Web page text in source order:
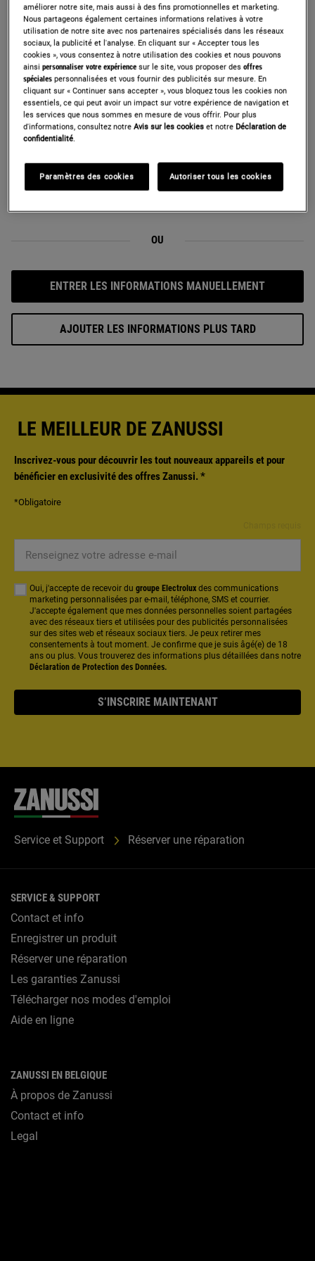
Trouvez
votre
appareil
prenant
une
de
la
et
téléchargez-
la.
Où puis-je trouver le numéro de modèle et code produit ?
OU
ENTRER LES INFORMATIONS MANUELLEMENT
AJOUTER LES INFORMATIONS PLUS TARD
LE MEILLEUR DE ZANUSSI
Inscrivez-vous pour découvrir les tout nouveaux appareils et pour
bénéficier en exclusivité des offres Zanussi.*
*Obligatoire
votre
adresse
e-
mail
Oui, j'accepte de recevoir du groupe Electrolux des communications
marketing personnalisées par e-mail, téléphone, SMS et courrier.
J'accepte également que mes données personnelles soient partagées
avec des réseaux tiers et utilisées pour des publicités personnalisées
sur des sites web et réseaux sociaux tiers. Je peux retirer mes
consentements à tout moment. Je confirme que je suis âgé(e) de 18
ans ou plus. Vous trouverez des informations plus détaillées dans notre
Déclaration de Protection des Données.
S’INSCRIRE MAINTENANT
Service et Support Réserver une réparation
SERVICE & SUPPORT
Contact et info
Enregistrer un produit
Réserver une réparation
Les garanties Zanussi
Télécharger nos modes d'emploi
Aide en ligne
ZANUSSI EN BELGIQUE
À propos de Zanussi
Contact et info
Legal
améliorer notre site, mais aussi à des fins promotionnelles et marketing.
Nous partageons également certaines informations relatives à votre
utilisation de notre site avec nos partenaires spécialisés dans les réseaux
sociaux, la publicité et l'analyse. En cliquant sur « Accepter tous les
cookies », vous consentez à notre utilisation des cookies et nous pouvons
ainsipersonnaliser votre expériencesur le site, vous proposer desoffres
spéciales personnalisées et vous fournir des publicités sur mesure. En
cliquant sur « Continuer sans accepter », vous bloquez tous les cookies non
essentiels, ce qui peut avoir un impact sur votre expérience de navigation et
les services que nous sommes en mesure de vous offrir. Pour plus
d'informations, consultez notreAvis sur les cookies et notre Déclaration de
confidentialité.
Paramètres des cookies Autoriser tous les cookies